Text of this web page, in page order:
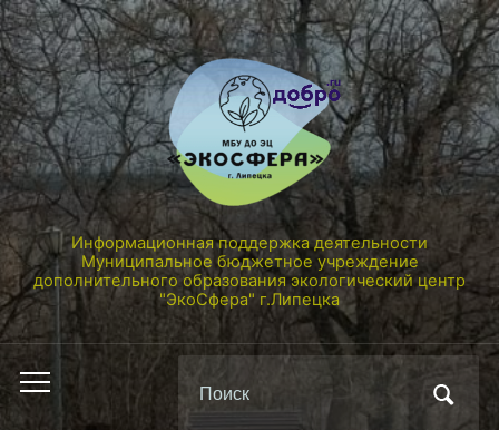
Информационная поддержка деятельности
Муниципальное бюджетное учреждение
дополнительного образования экологический центр
"ЭкоСфера" г.Липецка
Переключить
мобильное
Поиск
по: